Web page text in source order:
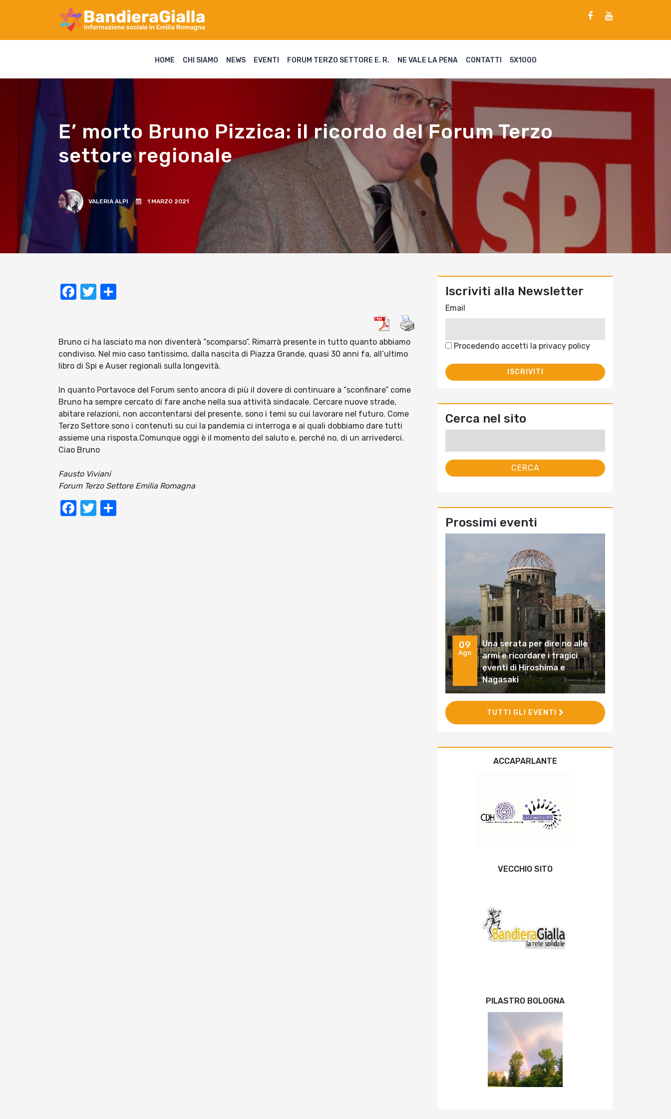
HOME CHI SIAMO NEWS EVENTI FORUM TERZO SETTORE E. R. NE VALE LA PENA CONTATTI 5X1000
E’ morto Bruno Pizzica: il ricordo del Forum Terzo
settore regionale
VALERIA ALPI 1 MARZO 2021
Facebook
Twitter
Bruno ci ha lasciato ma non diventerà “scomparso”. Rimarrà presente in tutto quanto abbiamo
condiviso. Nel mio caso tantissimo, dalla nascita di Piazza Grande, quasi 30 anni fa, all’ultimo
libro di Spi e Auser regionali sulla longevità.
In quanto Portavoce del Forum sento ancora di più il dovere di continuare a “sconfinare” come
Bruno ha sempre cercato di fare anche nella sua attività sindacale. Cercare nuove strade,
abitare relazioni, non accontentarsi del presente, sono i temi su cui lavorare nel futuro. Come
Terzo Settore sono i contenuti su cui la pandemia ci interroga e ai quali dobbiamo dare tutti
assieme una risposta.Comunque oggi è il momento del saluto e, perché no, di un arrivederci.
Ciao Bruno
Fausto Viviani
Forum Terzo Settore Emilia Romagna
Facebook
Twitter
Iscriviti alla Newsletter
Email
Procedendo accetti la privacy policy
Cerca nel sito
Prossimi eventi
09
Ago
Una serata per dire no alle
armi e ricordare i tragici
eventi di Hiroshima e
Nagasaki
TUTTI GLI EVENTI
ACCAPARLANTE
VECCHIO SITO
PILASTRO BOLOGNA